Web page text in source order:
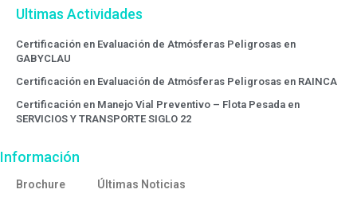
Ultimas Actividades
Certificación en Evaluación de Atmósferas Peligrosas en
GABYCLAU
Certificación en Evaluación de Atmósferas Peligrosas en RAINCA
Certificación en Manejo Vial Preventivo – Flota Pesada en
SERVICIOS Y TRANSPORTE SIGLO 22
Información
Brochure
Últimas Noticias